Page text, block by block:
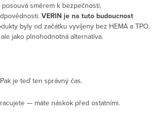
směrem k bezpečnosti,
VERIN je na tuto budoucnost
byly od začátku vyvíjeny bez HEMA a TPO.
jako plnohodnotná alternativa.
je teď ten správný čas.
— máte náskok před ostatními.